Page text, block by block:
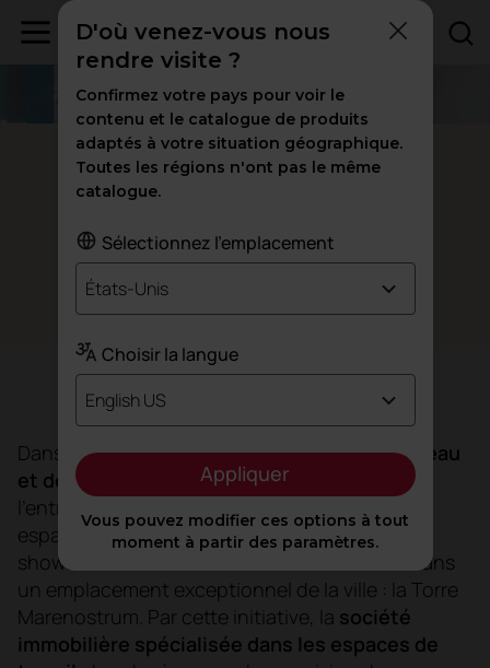
Barcelone - Espagne
l'essence d'unbureau vivant
Dans le but d’élever le bureau à un autre niveau
et de rapprocher sa philosophie des clients
l’entreprise immobilière spécialisée dans les
espaces de travail,Colonial, a ouvert deux
showrooms à Barcelone. L’un d’eux se situe dans
un emplacement exceptionnel de la ville : la Torre
Marenostrum. Par cette initiative, la société
immobilière spécialisée dans les espaces de
D'où venez-vous nous
rendre visite ?
Confirmez votre pays pour voir le
contenu et le catalogue de produits
adaptés à votre situation géographique.
Toutes les régions n'ont pas le même
catalogue.
Sélectionnez l'emplacement
États-Unis
Choisir la langue
English US
Appliquer
Vous pouvez modifier ces options à tout
moment à partir des paramètres.